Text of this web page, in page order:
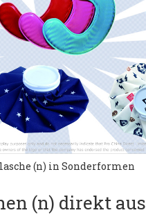
(n) in Sonderformen
(n) direkt